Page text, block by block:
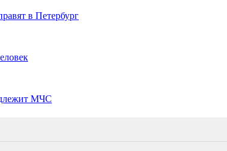
в Петербург
МЧС